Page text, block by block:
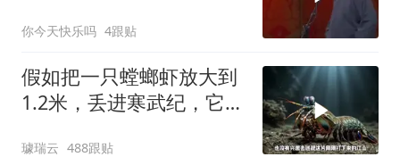
你今天快乐吗 4跟贴
假如把一只螳螂虾放大到
1.2米，丢进寒武纪，它能
璩瑞云 488跟贴